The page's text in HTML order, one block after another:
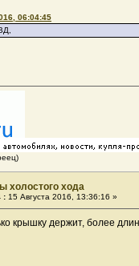
06:04:45
холостого хода
: 15 Августа 2016, 13:36:16 »
крышку держит, более